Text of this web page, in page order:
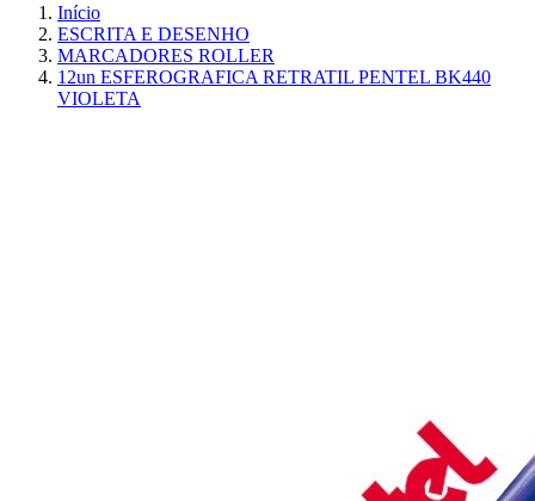
Início
ESCRITA E DESENHO
MARCADORES ROLLER
12un ESFEROGRAFICA RETRATIL PENTEL BK440
VIOLETA